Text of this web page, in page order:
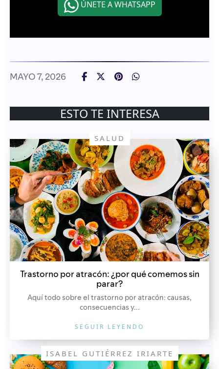
ÚNETE A WHATSAPP
MAYO 7, 2026
ESTO TE INTERESA
SALUD
Trastorno por atracón: ¿por qué comemos sin
parar?
Aquí todo sobre el trastorno por atracón: causas,
consecuencias y...
SEGUIR LEYENDO
ISABEL GUTIÉRREZ IRIARTE